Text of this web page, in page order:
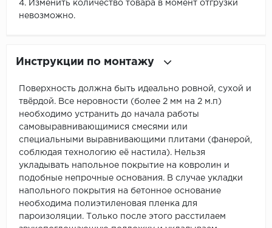
4. Изменить количество товара в момент отгрузки
невозможно.
Инструкции по монтажу
Поверхность должна быть идеально ровной, сухой и
твёрдой. Все неровности (более 2 мм на 2 м.п)
необходимо устранить до начала работы
самовыравнивающимися смесями или
специальными выравнивающими плитами (фанерой,
соблюдая технологию её настила). Нельзя
укладывать напольное покрытие на ковролин и
подобные непрочные основания. В случае укладки
напольного покрытия на бетонное основание
необходима полиэтиленовая пленка для
пароизоляции. Только после этого расстилаем